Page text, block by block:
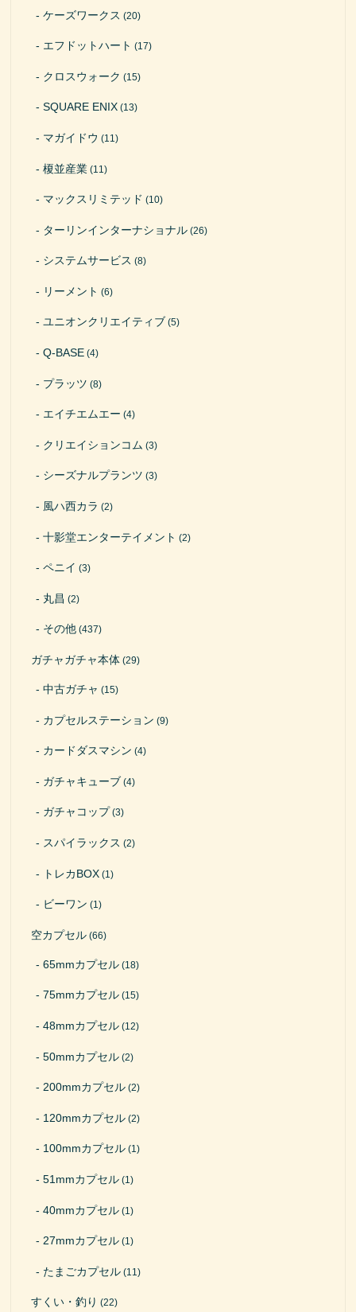
ケーズワークス (20)
エフドットハート (17)
クロスウォーク (15)
SQUARE ENIX (13)
マガイドウ (11)
榎並産業 (11)
マックスリミテッド (10)
ターリンインターナショナル (26)
システムサービス (8)
リーメント (6)
ユニオンクリエイティブ (5)
Q-BASE (4)
プラッツ (8)
エイチエムエー (4)
クリエイションコム (3)
シーズナルプランツ (3)
風ハ西カラ (2)
十影堂エンターテイメント (2)
ペニイ (3)
丸昌 (2)
その他 (437)
ガチャガチャ本体 (29)
中古ガチャ (15)
カプセルステーション (9)
カードダスマシン (4)
ガチャキューブ (4)
ガチャコップ(3)
スパイラックス (2)
トレカBOX (1)
ビーワン (1)
空カプセル (66)
65mmカプセル (18)
75mmカプセル (15)
48mmカプセル (12)
50mmカプセル (2)
200mmカプセル (2)
120mmカプセル (2)
100mmカプセル (1)
51mmカプセル (1)
40mmカプセル (1)
27mmカプセル (1)
たまごカプセル (11)
すくい・釣り (22)